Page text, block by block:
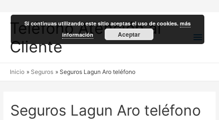
Teléfono Atención al
Cliente
Inicio Seguros Seguros Lagun Aro teléfono
Seguros Lagun Aro teléfono
Si continuas utilizando este sitio aceptas el uso de cookies.más
información
Aceptar